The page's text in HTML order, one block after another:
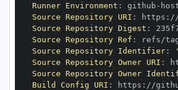
Runner Environment : github -
Source Repository URI : https :
Source Repository Digest :
Source Repository Ref :
Source Repository Identifier:
Source Repository Owner URI :
Source Repository Owner
Build Config URI : https :